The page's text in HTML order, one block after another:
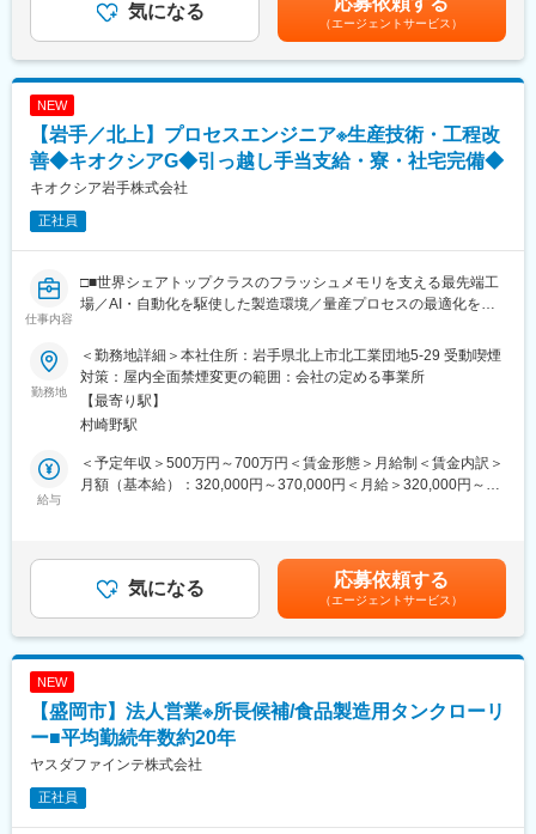
拡大しておりグローバルへCHOFUブランドを展開しています。
・各種展示会への製品出展企画 年間／10件前後
■組織構成：
<部長配下のメンバー構成>
◇商談支援グループ：田町（５名）、北上（４名）、名古屋（１
■働き方：
◇出張
度）※日帰り多め
・状況次第で海外（アジア、北米、欧州）：1回／年
◇残業時間
・15h/月程度
◇リモートワーク
・可能：1回／週
目指します。将来的には、チームを率いる課長職へのステップア
ップも可能です。入社後1～3年は北上事業所で実機に触れながら
技術理解を深め、その後は拠点異動により活躍の場を広げます。
することで現場の課題解決を支援する自動認識ソリューション企
業です。ラベルや自動認識技術を軸に、物流の誤出荷防止、医療
現場の安全管理、製造業の品質・生産性向上、小売業の在庫管理
ンフラの高度化に貢献しています。
気になる
（エージェントサービス）
NEW
【岩手／北上】プロセスエンジニア※生産技術・工程改
善◆キオクシアG◆引っ越し手当支給・寮・社宅完備◆
キオクシア岩手株式会社
正社員
仕事内容
□■世界シェアトップクラスのフラッシュメモリを支える最先端工
場／AI・自動化を駆使した製造環境／量産プロセスの最適化を担
●フラッシュメモリの量産プロセス安定化のため、下記の業務をお
任せします。
※本ポジションは現場で手を動かす業務ではなく、装置条件の設計
やデータ分析を通じて最適な製造プロセスを構築する“技術・開発
寄り”のポジションです。
・プロセス毎の視点から最適な処理方法や改善追求
・装置立ち上げに向けた計画立案
・不良品の解析、歩留まり改善、評価実施
＜業務の特徴＞
半導体製造においては、「ガス量や圧力などの条件設定」によっ
に対してデータを基にした分析・改善を行うため、研究開発に近
い側面も持ち合わせています。
■各プロセス担当
勤務地
＜勤務地詳細＞本社住所：岩手県北上市北工業団地5‐29 受動喫煙
対策：屋内全面禁煙変更の範囲：会社の定める事業所
【最寄り駅】
村崎野駅
給与
＜予定年収＞500万円～700万円＜賃金形態＞月給制＜賃金内訳＞
月額（基本給）：320,000円～370,000円＜月給＞320,000円～
あり、選考を通じて上下する可能性があります。月給(月額)は固定
手当を含めた表記です。
気になる 応募依頼する
（エージェントサービス）
NEW
【盛岡市】法人営業※所長候補/食品製造用タンクローリ
ー■平均勤続年数約20年
ヤスダファインテ株式会社
正社員